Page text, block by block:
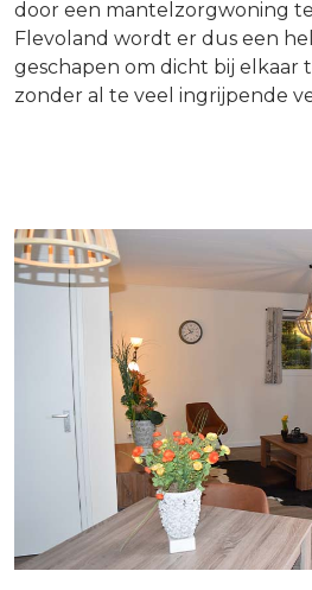
door een mantelzorgwoning
Flevoland wordt er dus een
geschapen om dicht bij elkaar
zonder al te veel ingrijpende